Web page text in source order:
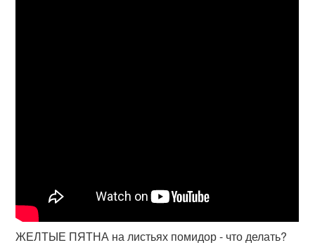
ЖЕЛТЫЕ ПЯТНА на листьях помидор - что делать?